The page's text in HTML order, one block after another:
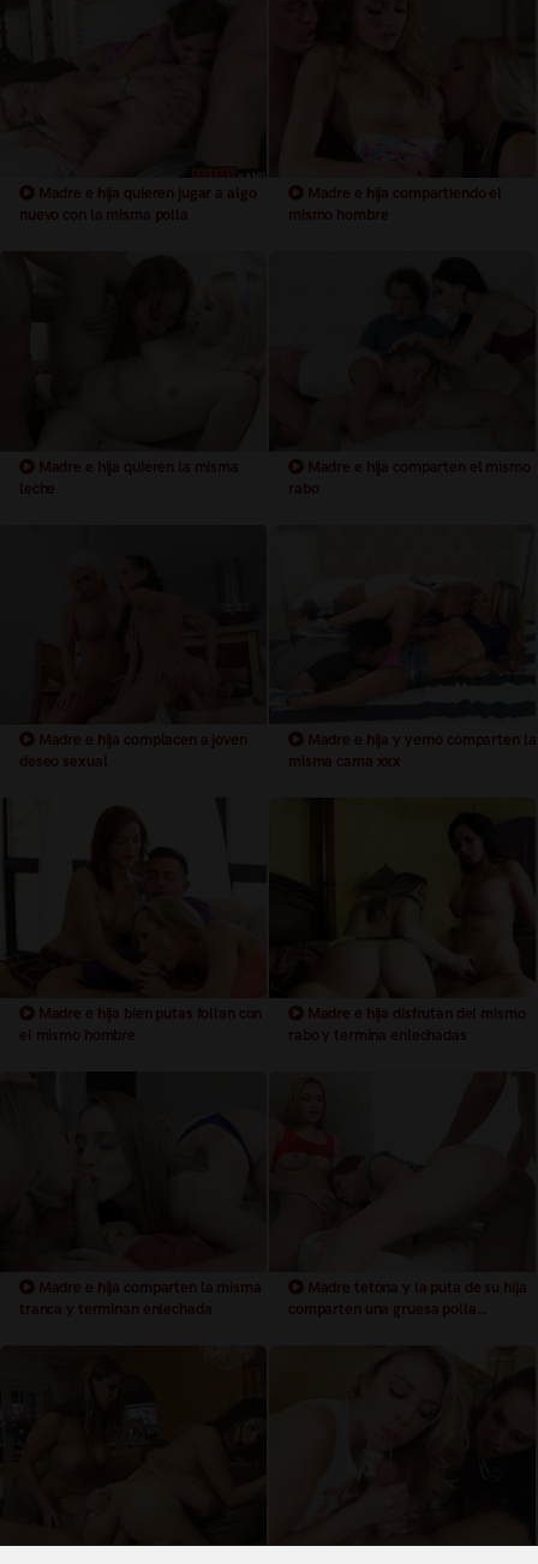
Madre e hija quieren jugar a algo
nuevo con la misma polla
Madre e hija compartiendo el
mismo hombre
Madre e hija quieren la misma
leche
Madre e hija comparten el mismo
rabo
Madre e hija complacen a joven
deseo sexual
Madre e hija y yerno comparten la
misma cama xxx
Madre e hija bien putas follan con
el mismo hombre
Madre e hija disfrutan del mismo
rabo y termina enlechadas
Madre e hija comparten la misma
tranca y terminan enlechada
Madre tetona y la puta de su hija
comparten una gruesa polla